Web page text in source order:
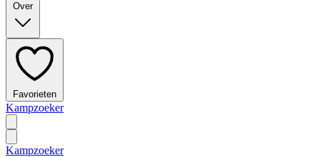
Over
Favorieten
Kampzoeker
Kampzoeker